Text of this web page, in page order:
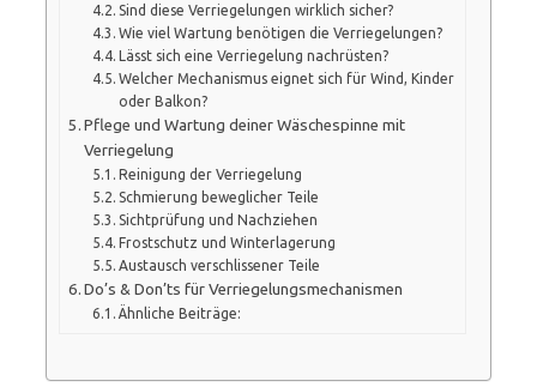
Sind diese Verriegelungen wirklich sicher?
Wie viel Wartung benötigen die Verriegelungen?
Lässt sich eine Verriegelung nachrüsten?
Welcher Mechanismus eignet sich für Wind, Kinder
oder Balkon?
Pflege und Wartung deiner Wäschespinne mit
Verriegelung
Reinigung der Verriegelung
Schmierung beweglicher Teile
Sichtprüfung und Nachziehen
Frostschutz und Winterlagerung
Austausch verschlissener Teile
Do’s & Don’ts für Verriegelungsmechanismen
Ähnliche Beiträge: